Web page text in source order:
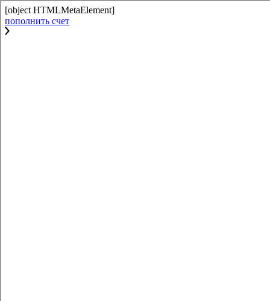
[object HTMLMetaElement]
пополнить счет